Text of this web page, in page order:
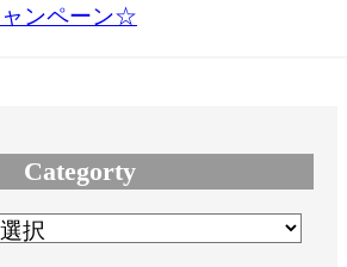
ンペーン☆
Categorty